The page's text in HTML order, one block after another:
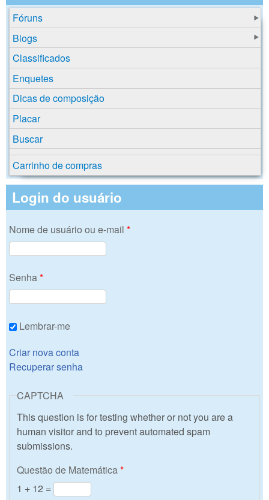
Fóruns
Blogs
Classificados
Enquetes
Dicas de composição
Placar
Buscar
Carrinho de compras
Login do usuário
Nome de usuário ou e-mail *
Senha *
Lembrar-me
Criar nova conta
Recuperar senha
CAPTCHA
This question is for testing whether or not you are a
human visitor and to prevent automated spam
submissions.
Questão de Matemática *
1 + 12 =